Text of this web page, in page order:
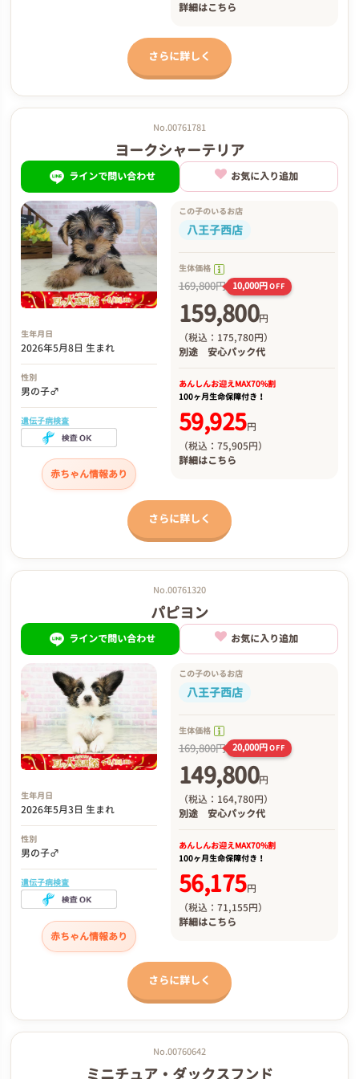
詳細はこちら
さらに詳しく
No.00761781
ヨークシャーテリア
ラインで問い合わせ お気に入り追加
生年月日
2026年5月8日 生まれ
性別
男の子♂
遺伝子病検査
赤ちゃん情報あり
この子のいるお店
八王子西店
生体価格
169,800円 10,000円OFF
159,800円
（税込：175,780円）
別途 安心パック代
あんしんお迎えMAX70%割
100ヶ月生命保障付き！
59,925円
（税込：75,905円）
詳細はこちら
さらに詳しく
No.00761320
パピヨン
ラインで問い合わせ お気に入り追加
生年月日
2026年5月3日 生まれ
性別
男の子♂
遺伝子病検査
赤ちゃん情報あり
この子のいるお店
八王子西店
生体価格
169,800円 20,000円OFF
149,800円
（税込：164,780円）
別途 安心パック代
あんしんお迎えMAX70%割
100ヶ月生命保障付き！
56,175円
（税込：71,155円）
詳細はこちら
さらに詳しく
No.00760642
ミニチュア・ダックスフンド